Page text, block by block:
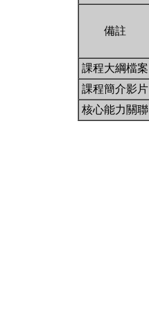
備註
課程大綱檔案
課程簡介影片
核心能力關聯